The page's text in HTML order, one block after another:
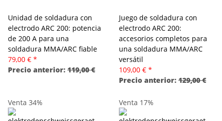
Unidad de soldadura con
electrodo ARC 200: potencia
de 200 A para una
soldadura MMA/ARC fiable
79,00 € *
Precio anterior: 119,00 €
Juego de soldadura con
electrodo ARC 200:
accesorios completos para
una soldadura MMA/ARC
versátil
109,00 € *
Precio anterior: 129,00 €
Venta 34% Venta 17%